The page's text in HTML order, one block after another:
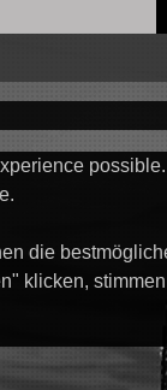
die
klicken,